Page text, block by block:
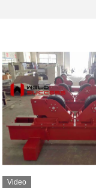
Video